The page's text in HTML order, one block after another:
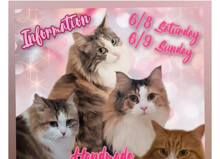
カテゴリー一覧
マスク ブランケット
パスケース
キーホルダー
マグカップ、雑貨（ブリキ缶等）
アクリルスタンド アクリルフィギュア
バッグ ポーチ
価格帯
～
その他
在庫あり セール
並び順